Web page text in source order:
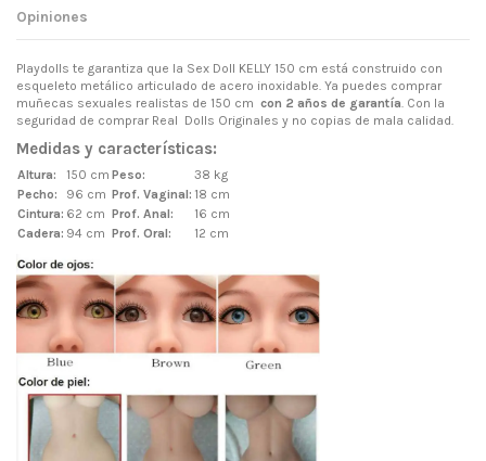
Opiniones
Playdolls te garantiza que la Sex Doll KELLY 150 cm está construido con
esqueleto metálico articulado de acero inoxidable. Ya puedes comprar
muñecas sexuales realistas de 150 cm con 2 años de garantía . Con la
seguridad de comprar Real Dolls Originales y no copias de mala calidad.
Medidas y características:
Altura: 150 cm Peso:
38 kg
Pecho:
96 cm Prof. Vaginal: 18 cm
Cintura: 62 cm Prof. Anal:
16 cm
Cadera: 94 cm Prof. Oral: 12 cm